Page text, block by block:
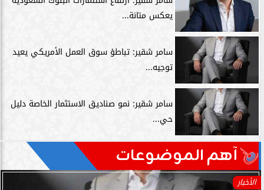
يعكس متانة...
سامر شقير: تباطؤ سوق العمل الأمريكي يعيد
توجيه...
سامر شقير: نمو صناديق الاستثمار الخاصة دليل
حي...
آهم الموضوعات
الأخبار